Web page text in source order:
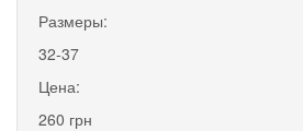
Размеры:
32-37
Цена:
260 грн